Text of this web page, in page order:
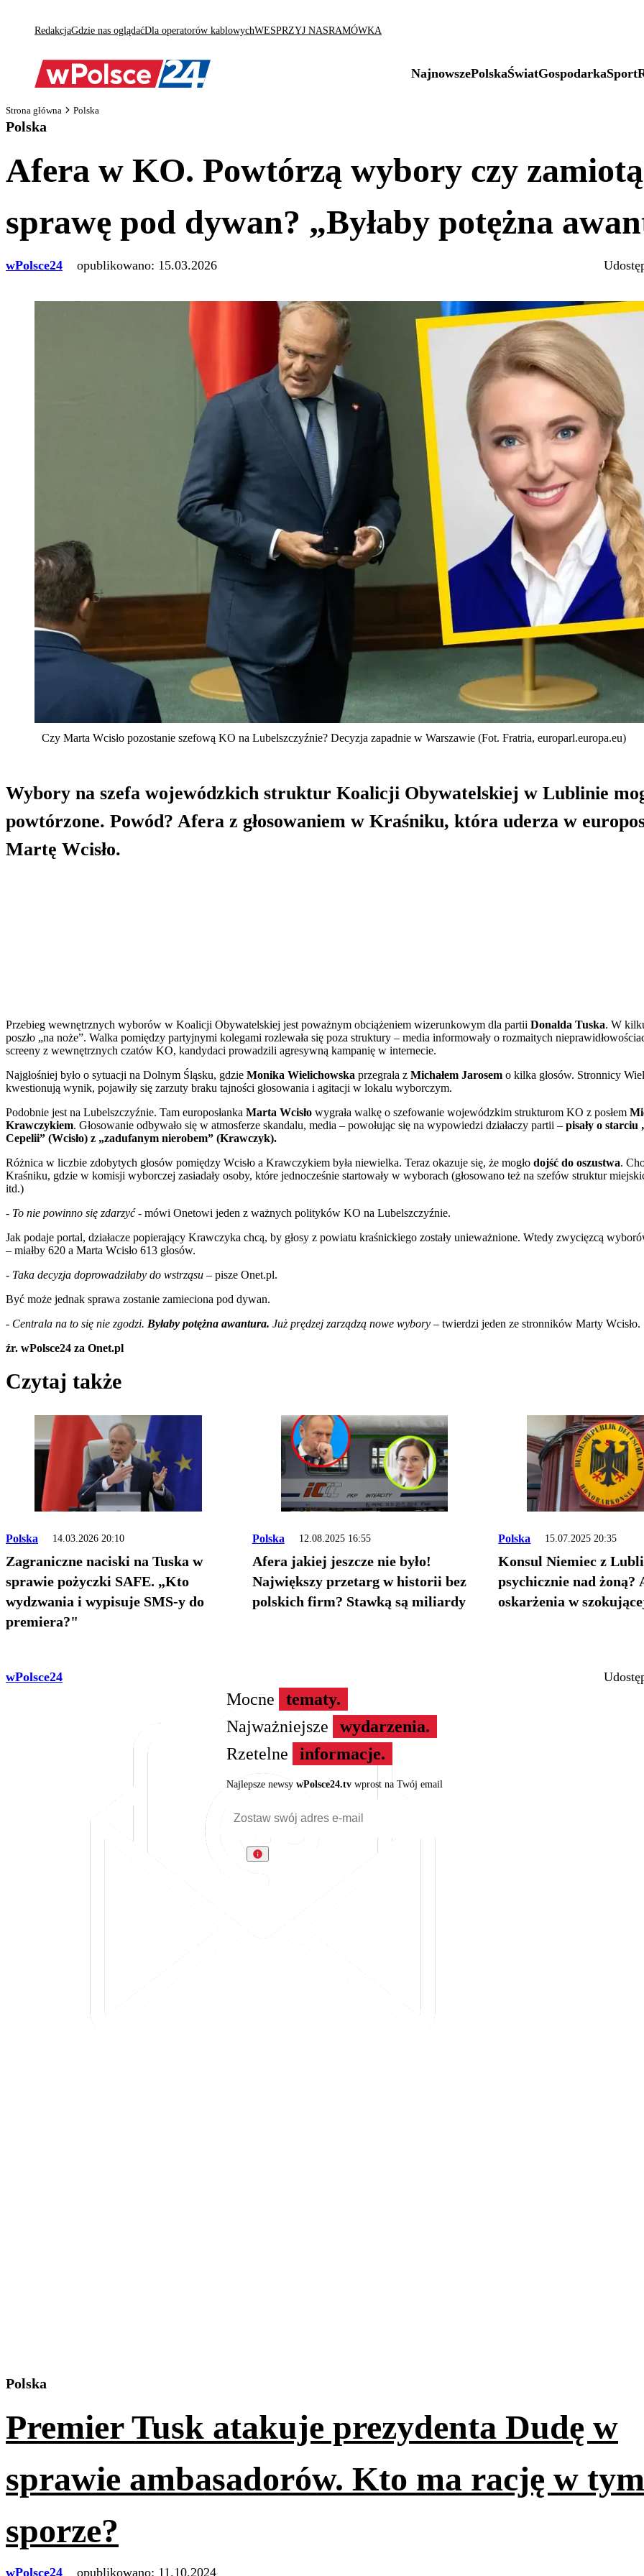
RedakcjaGdzie nas oglądaćDla operatorów kablowychWESPRZYJ NASRAMÓWKA
NajnowszePolskaŚwiatGospodarkaSport
Strona główna Polska
Polska
Afera w KO. Powtórzą wybory czy zamiotą
sprawę pod dywan? „Byłaby potężna
wPolsce24 opublikowano: 15.03.2026
Czy Marta Wcisło pozostanie szefową KO na Lubelszczyźnie? Decyzja zapadnie w Warszawie (Fot. Fratria, europarl.europa.eu)
Wybory na szefa wojewódzkich struktur Koalicji Obywatelskiej w Lublinie
powtórzone. Powód? Afera z głosowaniem w Kraśniku, która uderza w
Martę Wcisło.
Przebieg wewnętrznych wyborów w Koalicji Obywatelskiej jest poważnym obciążeniem wizerunkowym dla partii Donalda Tuska. W
poszło „na noże”. Walka pomiędzy partyjnymi kolegami rozlewała się poza struktury – media informowały o rozmaitych
screeny z wewnętrznych czatów KO, kandydaci prowadzili agresywną kampanię w internecie.
Najgłośniej było o sytuacji na Dolnym Śląsku, gdzie Monika Wielichowska przegrała z Michałem Jarosem o kilka głosów. Stronnicy
kwestionują wynik, pojawiły się zarzuty braku tajności głosowania i agitacji w lokalu wyborczym.
Podobnie jest na Lubelszczyźnie. Tam europosłanka Marta Wcisło wygrała walkę o szefowanie wojewódzkim strukturom KO z posłem
Krawczykiem. Głosowanie odbywało się w atmosferze skandalu, media – powołując się na wypowiedzi działaczy partii – pisały o
Cepelii” (Wcisło) z „zadufanym nierobem” (Krawczyk).
Różnica w liczbie zdobytych głosów pomiędzy Wcisło a Krawczykiem była niewielka. Teraz okazuje się, że mogło dojść do oszustwa.
Kraśniku, gdzie w komisji wyborczej zasiadały osoby, które jednocześnie startowały w wyborach (głosowano też na szefów struktur
itd.)
- To nie powinno się zdarzyć- mówi Onetowi jeden z ważnych polityków KO na Lubelszczyźnie.
Jak podaje portal, działacze popierający Krawczyka chcą, by głosy z powiatu kraśnickiego zostały unieważnione. Wtedy zwycięzcą
– miałby 620 a Marta Wcisło 613 głosów.
- Taka decyzja doprowadziłaby do wstrząsu – pisze Onet.pl.
Być może jednak sprawa zostanie zamieciona pod dywan.
- Centrala na to się nie zgodzi. Byłaby potężna awantura. Już prędzej zarządzą nowe wybory – twierdzi jeden ze stronników Marty Wcisło.
źr. wPolsce24 za Onet.pl
Czytaj także
Polska 14.03.2026 20:10
Zagraniczne naciski na Tuska w
sprawie pożyczki SAFE. „Kto
wydzwania i wypisuje SMS-y do
premiera?"
Polska 12.08.2025 16:55
Afera jakiej jeszcze nie było!
Największy przetarg w historii bez
polskich firm? Stawką są miliardy
Polska 15.07.2025 20:35
Konsul Niemiec z
psychicznie nad żoną?
oskarżenia w
wPolsce24
Mocne
tematy.
Najważniejsze
wydarzenia.
Rzetelne
informacje.
Najlepsze newsy wPolsce24.tvwprost na Twój email
Polska
Premier Tusk atakuje prezydenta Dudę w
sprawie ambasadorów. Kto ma rację w tym
sporze?
wPolsce24 opublikowano: 11.10.2024